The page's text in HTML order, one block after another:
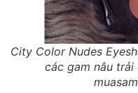
City Color Nudes
các gam nâu